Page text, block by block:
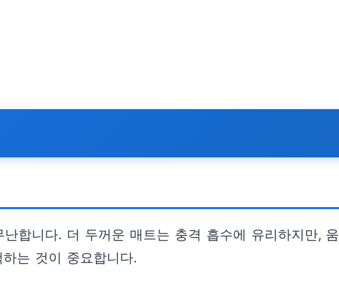
합니다. 더 두꺼운 매트는 충격 흡수에 유리하지만,
는 것이 중요합니다.